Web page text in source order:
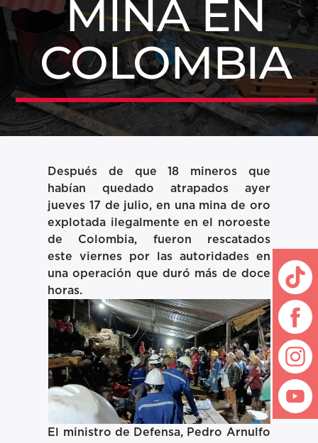
MINA EN
COLOMBIA
Después de que 18 mineros que
habían quedado atrapados ayer
jueves 17 de julio, en una mina de oro
explotada ilegalmente en el noroeste
de Colombia, fueron rescatados
este viernes por las autoridades en
una operación que duró más de doce
horas.
El ministro de Defensa, Pedro Arnulfo